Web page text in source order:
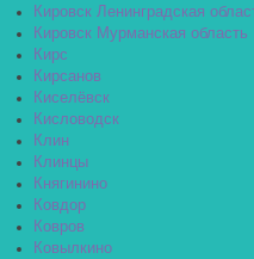
Кировск Ленинградская
Кировск Мурманская область
Кирс
Кирсанов
Киселёвск
Кисловодск
Клин
Клинцы
Княгинино
Ковдор
Ковров
Ковылкино